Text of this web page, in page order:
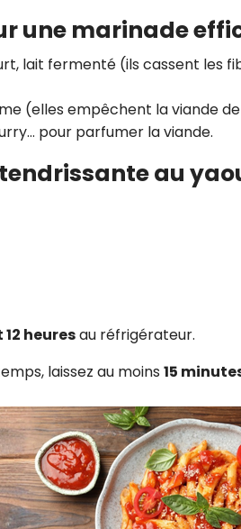
une marinade
lait fermenté (ils cassent les
(elles empêchent la viande
pour parfumer la viande.
au
heuresau réfrigérateur.
laissez au moins 15